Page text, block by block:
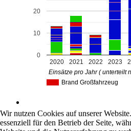
Brand Großfahrzeug
2020 2021 2022 2023
0
10
20
Einsätze pro Jahr ( unterteilt
Wir nutzen Cookies auf unserer
essenziell für den Betrieb der Seite,